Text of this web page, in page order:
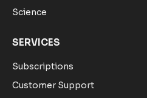
Science
SERVICES
Subscriptions
Customer Support